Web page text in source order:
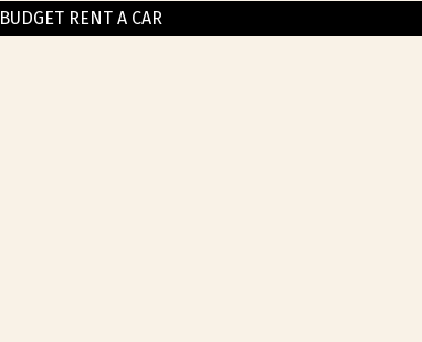
BUDGET RENT A CAR